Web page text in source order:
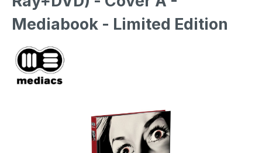
Mediabook - Limited Edition
Bildergalerie überspringen